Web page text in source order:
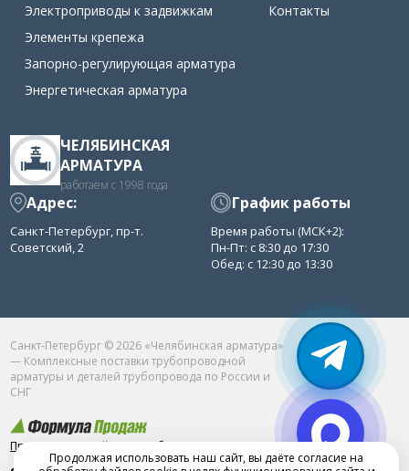
Электроприводы к задвижкам
Элементы крепежа
Запорно-регулирующая арматура
Энергетическая арматура
Контакты
ЧЕЛЯБИНСКАЯ
АРМАТУРА
работаем с 1998 года
Адрес:
Санкт-Петербург, пр-т.
Советский, 2
График работы
Время работы (МСК+2):
Пн-Пт: с 8:30 до 17:30
Обед: с 12:30 до 13:30
Санкт-Петербург © 2026 «Челябинская арматура»
— Комплексные поставки трубопроводной
арматуры и деталей трубопровода по России и
СНГ
Продвижение сайта в Челябинске
Продолжая использовать наш сайт, вы даёте согласие на